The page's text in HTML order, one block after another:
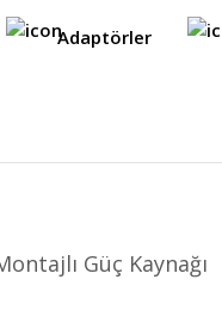
Adaptörler
Güç Kaynağı